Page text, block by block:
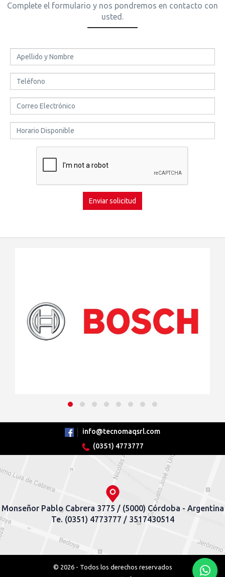
Complete el formulario y nos pondremos en contacto con
usted.
info@tecnomaqsrl.com
(0351) 4773777
Monseñor Pablo Cabrera 3775 / (5000) Córdoba - Argentina
Te. (0351) 4773777 / 3517430514
© 2026 - Todos los derechos reservados